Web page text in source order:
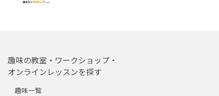
趣味の教室・ワークショップ・
オンラインレッスンを探す
趣味一覧